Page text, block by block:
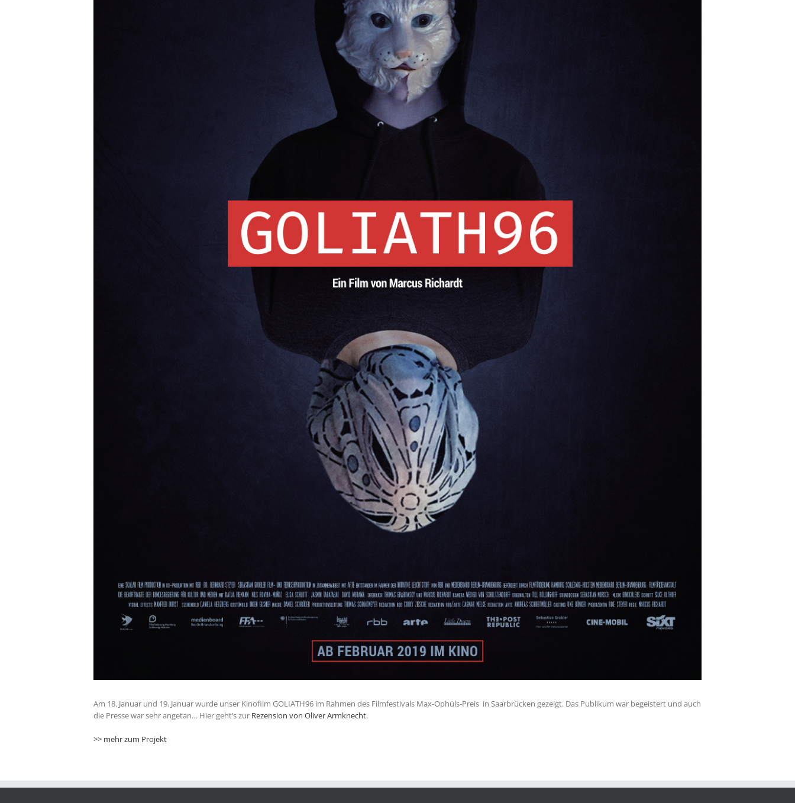
Am 18. Januar und 19. Januar wurde unser Kinofilm GOLIATH96 im Rahmen des Filmfestivals Max-Ophüls-Preis in Saarbrücken gezeigt. Das Publikum war begeistert und auch
die Presse war sehr angetan… Hier geht’s zur Rezension von Oliver Armknecht.
>> mehr zum Projekt